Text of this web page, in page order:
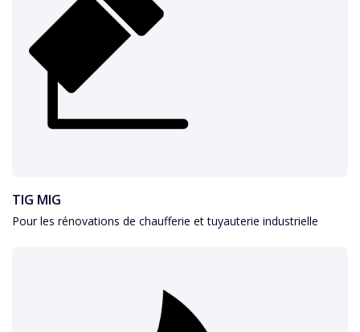
TIG MIG
Pour les rénovations de chaufferie et tuyauterie industrielle